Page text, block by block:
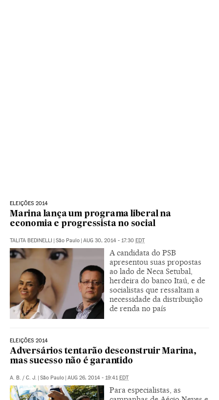
ELEIÇÕES 2014
Marina lança um programa liberal na
economia e progressista no social
TALITA BEDINELLI | São Paulo | AUG 30, 2014 - 17:30 EDT
A candidata do PSB
apresentou suas propostas
ao lado de Neca Setubal,
herdeira do banco Itaú, e de
socialistas que ressaltam a
necessidade da distribuição
de renda no país
ELEIÇÕES 2014
Adversários tentarão desconstruir Marina,
mas sucesso não é garantido
A. B. / C. J. | São Paulo | AUG 26, 2014 - 19:41EDT
Para especialistas, as